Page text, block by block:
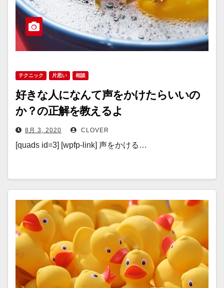
テクニック 片思い 相談
好きな人になんて声をかけたらいいの
か？の正解を教えるよ
8月 3, 2020 CLOVER
[quads id=3] [wpfp-link] 声をかける…